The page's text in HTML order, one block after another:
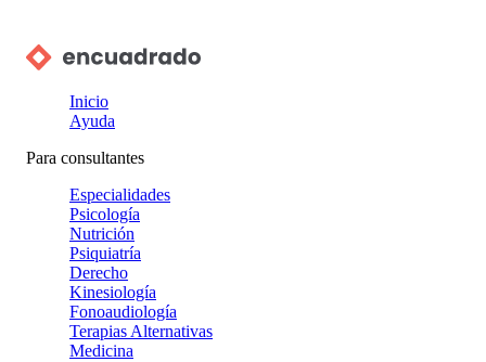
Inicio
Ayuda
Para consultantes
Especialidades
Psicología
Nutrición
Psiquiatría
Derecho
Kinesiología
Fonoaudiología
Terapias Alternativas
Medicina